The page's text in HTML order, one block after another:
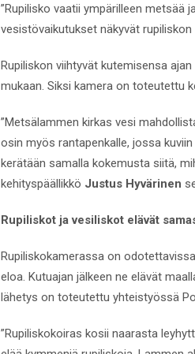
”Rupilisko vaatii ympärilleen
vesistövaikutukset näkyvät
Rupiliskon viihtyvät kutemisensa
mukaan. Siksi kamera on toteutettu
”Metsälammen kirkas vesi
osin myös rantapenkalle, jossa
kerätään samalla kokemusta siitä,
kehityspäällikkö Justus Hyvärinen
Rupiliskot ja vesiliskot elävät
Rupiliskokamerassa on
eloa. Kutuajan jälkeen ne elävät
lähetys on toteutettu yhteistyössä
”Rupiliskokoiras kosii naarasta